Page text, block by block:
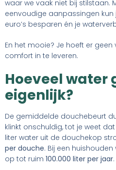
waar we vaak niet bij stilstaan.
eenvoudige aanpassingen
euro’s besparen én je
En het mooie? Je hoeft er
comfort in te leveren.
Hoeveel water
eigenlijk?
De gemiddelde douchebeurt
klinkt onschuldig, tot je weet
liter water uit de douchekop
per douche. Bij een
op tot ruim 100.000 liter per jaar.